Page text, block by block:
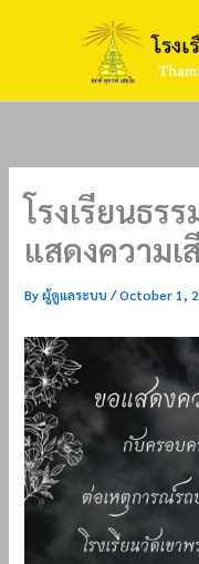
โรงเรียนธร
แสดงความเ
Byผู้ดูแลระบบ/October 1,